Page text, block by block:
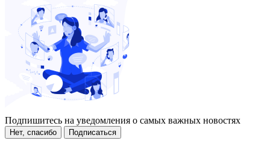
Подпишитесь на уведомления о самых важных новостях
Нет, спасибо Подписаться